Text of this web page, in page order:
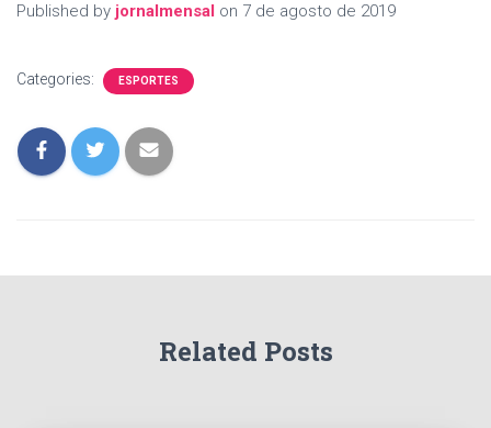
Published by jornalmensal on 7 de agosto de 2019
Categories: ESPORTES
Related Posts